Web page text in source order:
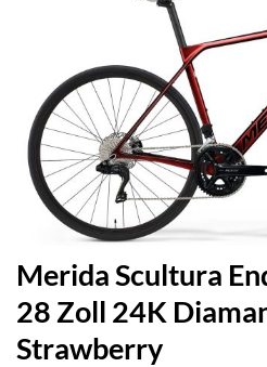
Merida Scultura
28 Zoll 24K
Strawberry